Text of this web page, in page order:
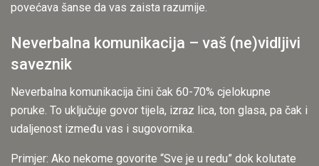
povećava šanse da vas zaista razumije.
Neverbalna komunikacija – vaš (ne)vidljivi
saveznik
Neverbalna komunikacija čini čak 60-70% cjelokupne
poruke. To uključuje govor tijela, izraz lica, ton glasa, pa čak i
udaljenost između vas i sugovornika.
Primjer: Ako nekome govorite “Sve je u redu” dok kolutate